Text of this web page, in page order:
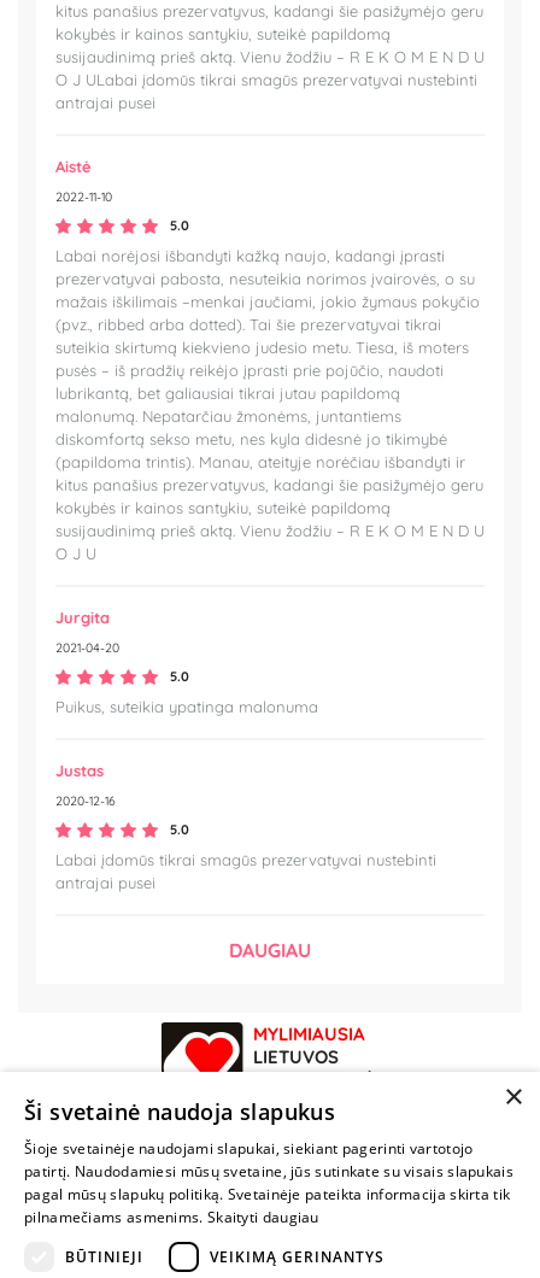
kitus panašius prezervatyvus, kadangi šie pasižymėjo geru
kokybės ir kainos santykiu, suteikė papildomą
susijaudinimą prieš aktą. Vienu žodžiu – R E K O M E N D U
O J ULabai įdomūs tikrai smagūs prezervatyvai nustebinti
antrajai pusei
Aistė
2022-11-10
5.0
Labai norėjosi išbandyti kažką naujo, kadangi įprasti
prezervatyvai pabosta, nesuteikia norimos įvairovės, o su
mažais iškilimais –menkai jaučiami, jokio žymaus pokyčio
(pvz., ribbed arba dotted). Tai šie prezervatyvai tikrai
suteikia skirtumą kiekvieno judesio metu. Tiesa, iš moters
pusės – iš pradžių reikėjo įprasti prie pojūčio, naudoti
lubrikantą, bet galiausiai tikrai jutau papildomą
malonumą. Nepatarčiau žmonėms, juntantiems
diskomfortą sekso metu, nes kyla didesnė jo tikimybė
(papildoma trintis). Manau, ateityje norėčiau išbandyti ir
kitus panašius prezervatyvus, kadangi šie pasižymėjo geru
kokybės ir kainos santykiu, suteikė papildomą
susijaudinimą prieš aktą. Vienu žodžiu – R E K O M E N D U
O J U
Jurgita
2021-04-20
5.0
Puikus, suteikia ypatinga malonuma
Justas
2020-12-16
5.0
Labai įdomūs tikrai smagūs prezervatyvai nustebinti
antrajai pusei
DAUGIAU
MYLIMIAUSIA
LIETUVOS
PARDUOTUVĖ
NENUSTOK
ŽAISTI
+370 600 84088
×
Ši svetainė naudoja slapukus
Šioje svetainėje naudojami slapukai, siekiant pagerinti vartotojo
patirtį. Naudodamiesi mūsų svetaine, jūs sutinkate su visais slapukais
pagal mūsų slapukų politiką. Svetainėje pateikta informacija skirta tik
pilnamečiams asmenims. Skaityti daugiau
BŪTINIEJI
VEIKIMĄ GERINANTYS